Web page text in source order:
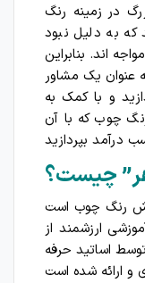
در زمینه رنگ
که به دلیل نبود
اند. بنابراین
عنوان یک مشاور
و با کمک به
چوب که با آن
چیست؟
رنگ چوب است
آموزشی ارزشمند از
اساتید حرفه